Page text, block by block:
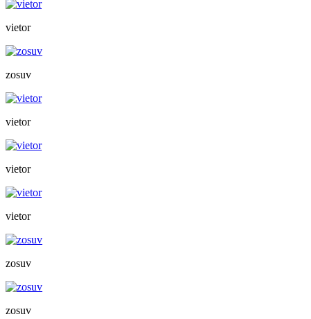
vietor
zosuv
vietor
vietor
vietor
zosuv
zosuv